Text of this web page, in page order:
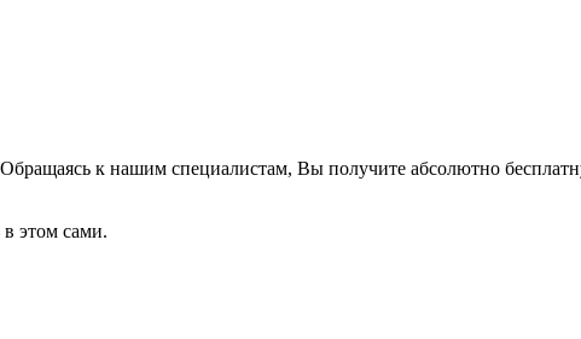
к нашим специалистам, Вы получите абсолютно
этом сами.